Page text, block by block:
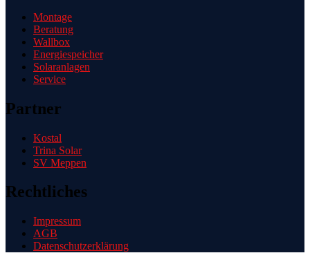
Montage
Beratung
Wallbox
Energiespeicher
Solaranlagen
Service
Partner
Kostal
Trina Solar
SV Meppen
Rechtliches
Impressum
AGB
Datenschutzerklärung